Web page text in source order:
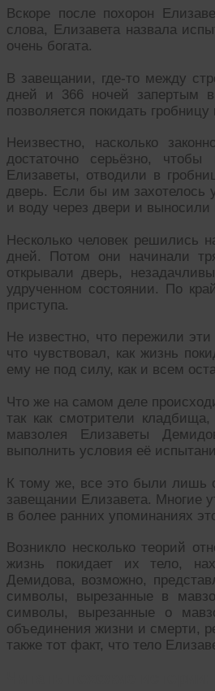
Вскоре после похорон
слова, Елизавета назвала
очень богата.
В завещании, где-то между
дней и 366 ночей запертым
позволяется покидать
Неизвестно, насколько
достаточно серьёзно,
Елизаветы, отводили в
дверь. Если бы им захотелось
и воду через двери и выносили
Несколько человек решились
дней. Потом они начинали
открывали дверь,
удрученном состоянии. По
приступа.
Не известно, что пережили
что чувствовал, как жизнь
ему не под силу, как и всем
Что же на самом деле
так как смотрители
мавзолея Елизаветы
выполнить условия её
К тому же, все это были лишь
завещании Елизавета. Многие
в более ранних упоминаниях
Возникло несколько теорий
жизнь покидает их тело,
Демидова, возможно,
символы, вырезанные в
символы, вырезанные о
объединения жизни и смерти,
также тот факт, что тело